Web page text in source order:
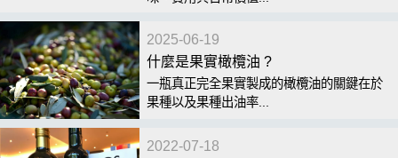
2025-06-19
什麼是果實橄欖油 ?
一瓶真正完全果實製成的橄欖油的關鍵在於
果種以及果種出油率...
2022-07-18